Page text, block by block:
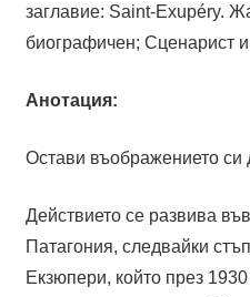
заглавие: Saint-Exupéry.
биографичен; Сценарист
Анотация:
Остави въображението си
Действието се развива
Патагония, следвайки
Екзюпери, който през